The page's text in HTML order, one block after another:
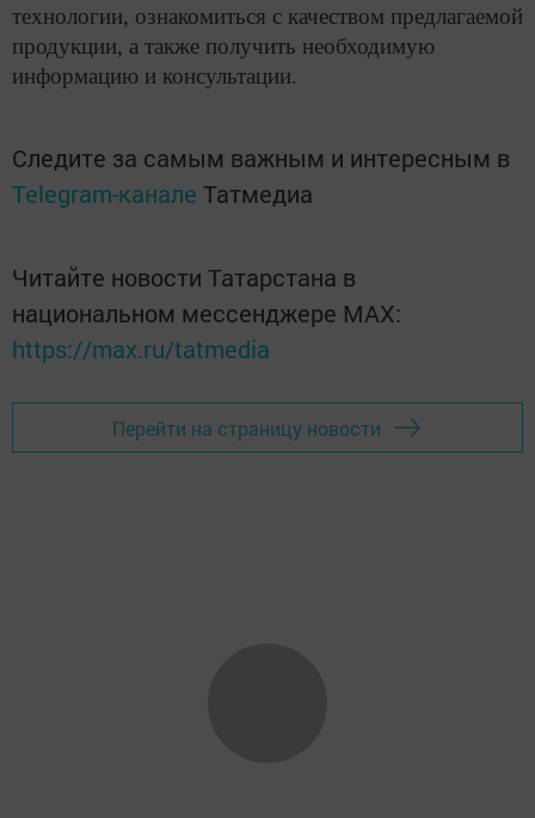
технологии, ознакомиться с качеством предлагаемой
продукции, а также получить необходимую
информацию и консультации.
Следите за самым важным и интересным в
Telegram-канале Татмедиа
Читайте новости Татарстана в
национальном мессенджере MАХ:
https://max.ru/tatmedia
Перейти на страницу новости